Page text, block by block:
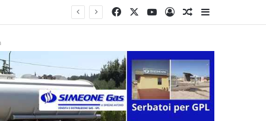
animali FacebookYou TubeAccediUn articolo a